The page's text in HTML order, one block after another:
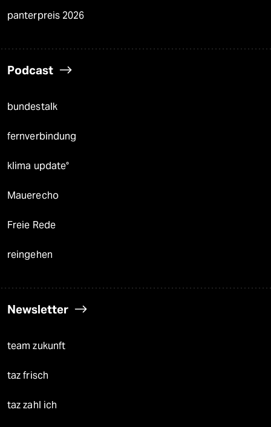
panterpreis 2026
Podcast
bundestalk
fernverbindung
klima update°
Mauerecho
Freie Rede
reingehen
Newsletter
team zukunft
taz frisch
taz zahl ich